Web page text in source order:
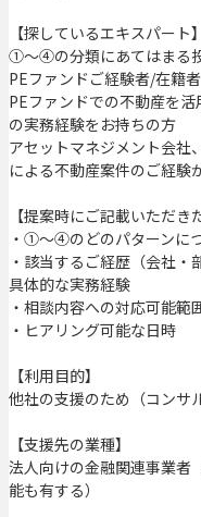
【探しているエキスパート】
①～④の分類にあてはまる
PEファンドご経験者/在籍者
PEファンドでの不動産を
の実務経験をお持ちの方
アセットマネジメント会社
による不動産案件のご経験
【提案時にご記載いただき
・①～④のどのパターンに
・該当するご経歴（会社
具体的な実務経験
・相談内容への対応可能範
・ヒアリング可能な日時
【利用目的】
他社の支援のため（コンサ
【支援先の業種】
法人向けの金融関連事業者
能も有する）